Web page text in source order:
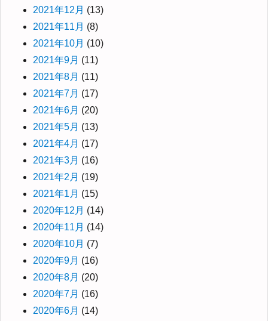
2021年12月 (13)
2021年11月 (8)
2021年10月 (10)
2021年9月 (11)
2021年8月 (11)
2021年7月 (17)
2021年6月 (20)
2021年5月 (13)
2021年4月 (17)
2021年3月 (16)
2021年2月 (19)
2021年1月 (15)
2020年12月 (14)
2020年11月 (14)
2020年10月 (7)
2020年9月 (16)
2020年8月 (20)
2020年7月 (16)
2020年6月 (14)